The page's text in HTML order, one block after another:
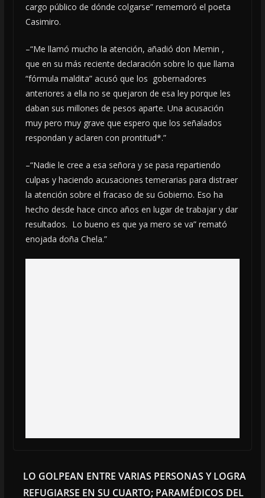
cargo público de dónde colgarse” rememoró el poeta
Casimiro.
–“Me llamó mucho la atención, añadió don Memin ,
que en su más reciente declaración sobre lo que llama
“fórmula maldita” acusó que los gobernadores
anteriores a ella no se quejaron de esa ley porque les
daban sus millones de pesos aparte. Una acusación
muy pero muy grave que espero que los señalados
respondan y aclaren con prontitud*.”
–“Nadie le cree a esa señora y se pasa repartiendo
culpas y haciendo acusaciones temerarias para distraer
la atención sobre el fracaso de su Gobierno. Eso ha
hecho desde hace cinco años en lugar de trabajar y dar
resultados. Lo bueno es que ya mero se va” remató
enojada doña Chela.”
LO GOLPEAN ENTRE VARIAS PERSONAS Y LOGRA
REFUGIARSE EN SU CUARTO; PARAMÉDICOS DEL